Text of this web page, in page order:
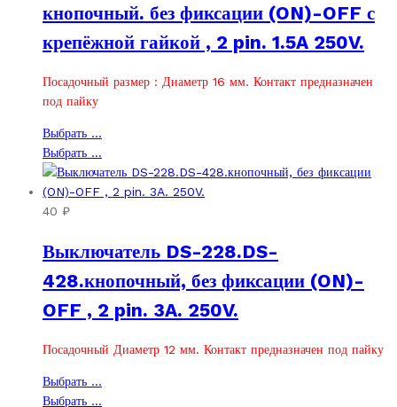
на
странице
выбрать
на
товара.
кнопочный. без фиксации (ON)-OFF с
крепёжной гайкой , 2 pin. 1.5A 250V.
Посадочный размер : Диаметр 16 мм. Контакт предназначен
под пайку
Выбрать ...
имеет
несколько
можно
на
странице
Выбрать ...
товар
имеет
Опции
выбрать
на
товара.
40 ₽
Выключатель DS-228.DS-
428.кнопочный, без фиксации (ON)-
OFF , 2 pin. 3A. 250V.
Посадочный Диаметр 12 мм. Контакт предназначен под пайку
Выбрать ...
Выбрать ...